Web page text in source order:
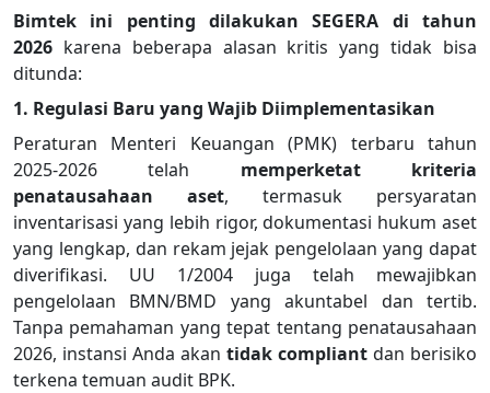
Bimtek ini penting dilakukan SEGERA di tahun
2026 karena beberapa alasan kritis yang tidak bisa
ditunda:
1. Regulasi Baru yang Wajib Diimplementasikan
Peraturan Menteri Keuangan (PMK) terbaru tahun
2025-2026 telah
memperketat kriteria
penatausahaan aset, termasuk persyaratan
inventarisasi yang lebih rigor, dokumentasi hukum aset
yang lengkap, dan rekam jejak pengelolaan yang dapat
diverifikasi. UU 1/2004 juga telah mewajibkan
pengelolaan BMN/BMD yang akuntabel dan tertib.
Tanpa pemahaman yang tepat tentang penatausahaan
2026, instansi Anda akan tidak compliant dan berisiko
terkena temuan audit BPK.